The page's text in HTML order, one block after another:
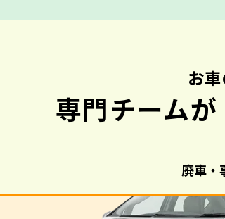
お
専門チームが
廃車・